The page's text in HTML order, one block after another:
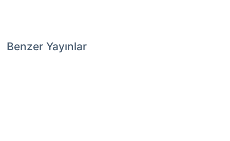
Benzer Yayınlar